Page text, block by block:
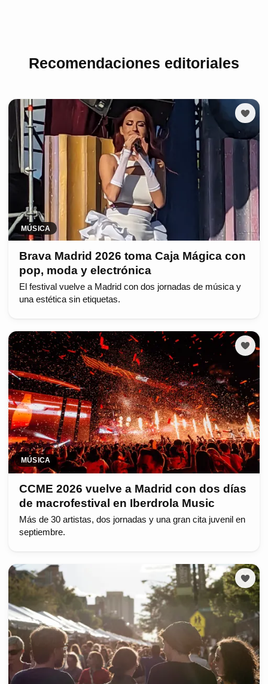
Recomendaciones editoriales
MÚSICA
Brava Madrid 2026 toma Caja Mágica con
pop, moda y electrónica
El festival vuelve a Madrid con dos jornadas de música y
una estética sin etiquetas.
MÚSICA
CCME 2026 vuelve a Madrid con dos días
de macrofestival en Iberdrola Music
Más de 30 artistas, dos jornadas y una gran cita juvenil en
septiembre.